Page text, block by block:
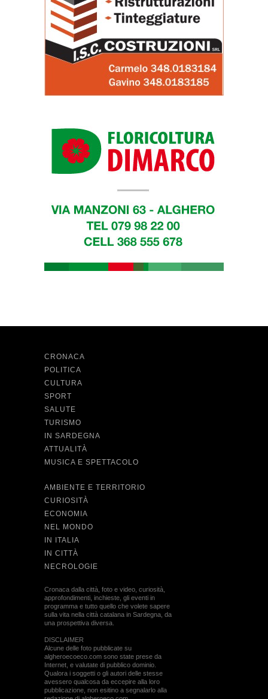
CRONACA
POLITICA
CULTURA
SPORT
SALUTE
TURISMO
IN SARDEGNA
ATTUALITÀ
MUSICA E SPETTACOLO
AMBIENTE E TERRITORIO
CURIOSITÀ
ECONOMIA
NEL MONDO
IN ITALIA
IN CITTÀ
NECROLOGIE
Cronaca dalla città, foto e video, curiosità,
approfondimenti, inchieste, gli eventi in
programma e tutto quello che volete sapere
sulla vita nella città catalana in Sardegna, da
una prospettiva diversa.
DISCLAIMER
Alcune delle foto pubblicate su
algheroecoeco.com sono state prese da
Internet, e valutate di pubblico dominio.
Qualora i soggetti o gli autori delle stesse
avessero qualcosa da eccepire alla loro
pubblicazione, non esitino a segnalarlo alla